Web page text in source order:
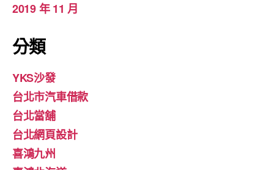
2019 年 11 月
分類
YKS沙發
台北市汽車借款
台北當舖
台北網頁設計
喜鴻九州